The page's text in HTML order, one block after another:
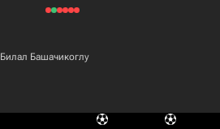
Билал Башачикоглу